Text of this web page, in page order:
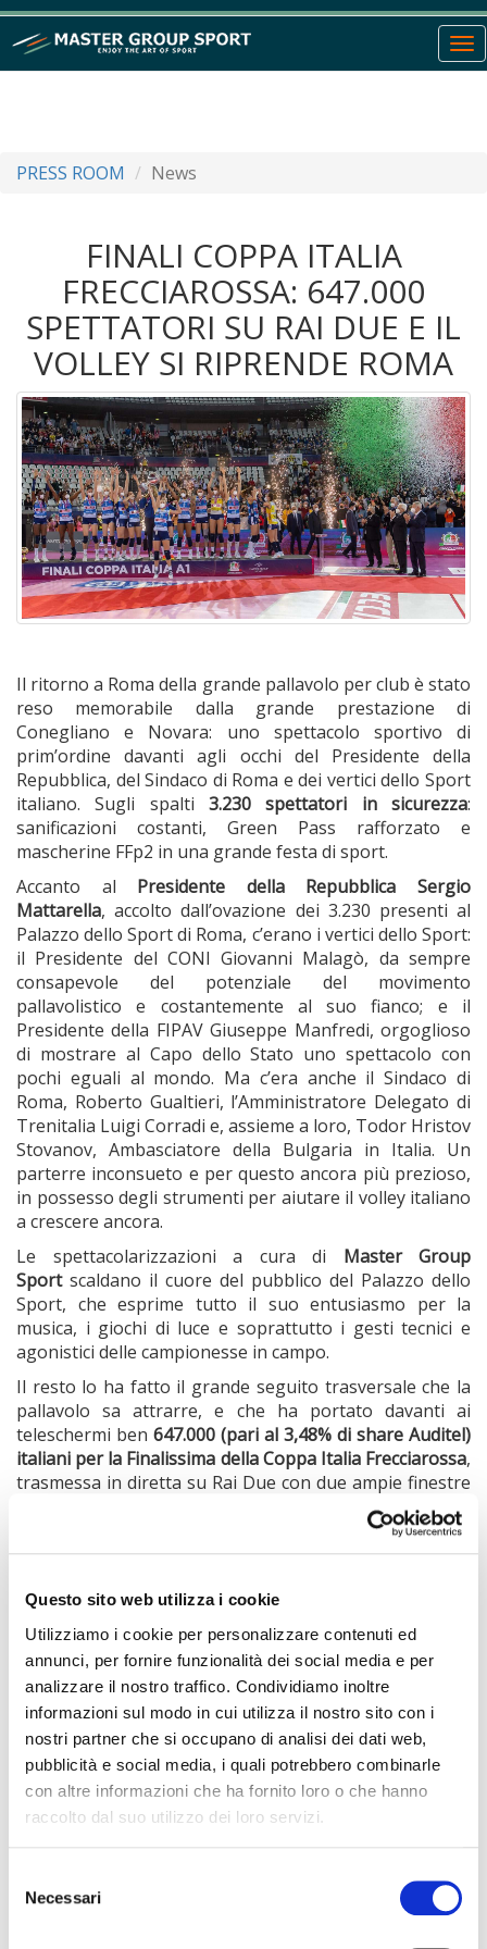
Questo sito web utilizza i cookie
Utilizziamo i cookie per personalizzare contenuti ed
annunci, per fornire funzionalità dei social media e per
analizzare il nostro traffico. Condividiamo inoltre
informazioni sul modo in cui utilizza il nostro sito con i
nostri partner che si occupano di analisi dei dati web,
pubblicità e social media, i quali potrebbero combinarle
con altre informazioni che ha fornito loro o che hanno
raccolto dal suo utilizzo dei loro servizi.
delNecessari
PRESS ROOM News
FINALI COPPA ITALIA
FRECCIAROSSA: 647.000
SPETTATORI SU RAI DUE E IL
VOLLEY SI RIPRENDE ROMA
Il ritorno a Roma della grande pallavolo per club è stato
reso memorabile dalla grande prestazione di
Conegliano e Novara: uno spettacolo sportivo di
prim’ordine davanti agli occhi del Presidente della
Repubblica, del Sindaco di Roma e dei vertici dello Sport
italiano. Sugli spalti 3.230 spettatori in sicurezza:
sanificazioni costanti, Green Pass rafforzato e
mascherine FFp2 in una grande festa di sport.
Accanto al Presidente della Repubblica Sergio
Mattarella, accolto dall’ovazione dei 3.230 presenti al
Palazzo dello Sport di Roma, c’erano i vertici dello Sport:
il Presidente del CONI Giovanni Malagò, da sempre
consapevole del potenziale del movimento
pallavolistico e costantemente al suo fianco; e il
Presidente della FIPAV Giuseppe Manfredi, orgoglioso
di mostrare al Capo dello Stato uno spettacolo con
pochi eguali al mondo. Ma c’era anche il Sindaco di
Roma, Roberto Gualtieri, l’Amministratore Delegato di
Trenitalia Luigi Corradi e, assieme a loro, Todor Hristov
Stovanov, Ambasciatore della Bulgaria in Italia. Un
parterre inconsueto e per questo ancora più prezioso,
in possesso degli strumenti per aiutare il volley italiano
a crescere ancora.
Le spettacolarizzazioni a cura di Master Group
Sportscaldano il cuore del pubblico del Palazzo dello
Sport, che esprime tutto il suo entusiasmo per la
musica, i giochi di luce e soprattutto i gesti tecnici e
agonistici delle campionesse in campo.
Il resto lo ha fatto il grande seguito trasversale che la
pallavolo sa attrarre, e che ha portato davanti ai
teleschermi ben 647.000 (pari al 3,48% di share Auditel)
italiani per la Finalissima della Coppa Italia Frecciarossa,
trasmessa in diretta su Rai Due con due ampie finestre
di approfondimento pre e post partita. Spazi nei quali la
e Master Group Sport,
assieme al title sponsor Frecciarossa e tutti i
inclusione del progetto LVF 4 All.
Un successo che non sarebbe stato possibile senza lo
strepitoso duello a cui hanno dato vita sul campo la
Igor Gorgonzola Novara e laProsecco DOC Imoco
Conegliano, vincitrice della Coppa Italia Frecciarossa al
termine di un emozionante tie break.
Oggi organizzare eventi significa anche parlare di
sostenibilità ambientale e le Finali Coppa Italia
Frecciarossa sono state un esempio sotto questo
ottenuto la certificazione ISO 20121 “
Sustainable Event
Management
” relativa alla progettazione, gestione ed